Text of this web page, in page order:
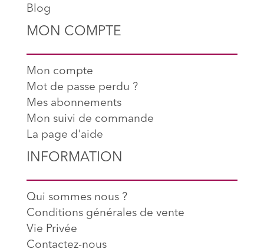
Blog
MON COMPTE
Mon compte
Mot de passe perdu ?
Mes abonnements
Mon suivi de commande
La page d'aide
INFORMATION
Qui sommes nous ?
Conditions générales de vente
Vie Privée
Contactez-nous